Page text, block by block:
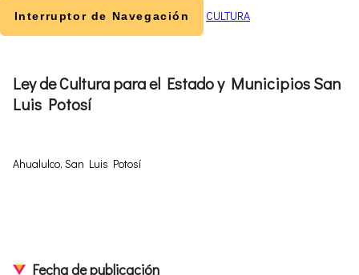
Interruptor de Navegación CULTURA
Ley de Cultura para el Estado y Municipios San
Luis Potosí
Ahualulco, San Luis Potosí
Fecha de publicación